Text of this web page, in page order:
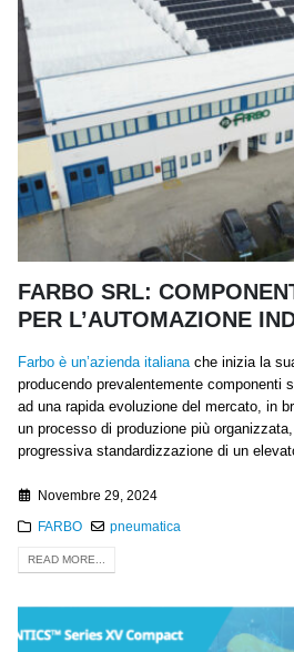
FARBO SRL:
PER L’AUTOMAZIONE
Farbo è un’azienda italiana che inizia la
producendo prevalentemente componenti
ad una rapida evoluzione del mercato, in
un processo di produzione più
progressiva standardizzazione di un
Novembre 29, 2024
FARBO pneumatica
READ MORE...